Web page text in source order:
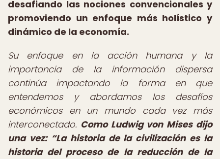
desafiando las nociones convencionales y
promoviendo un enfoque más holístico y
dinámico de la economía.
Su enfoque en la acción humana y la
importancia de la información dispersa
continúa impactando la forma en que
entendemos y abordamos los desafíos
económicos en un mundo cada vez más
interconectado. Como Ludwig von Mises dijo
una vez:
La historia de la civilización es la
historia del proceso de la reducción de la